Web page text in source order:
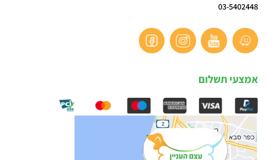
03-5402448
אמצעי תשלום